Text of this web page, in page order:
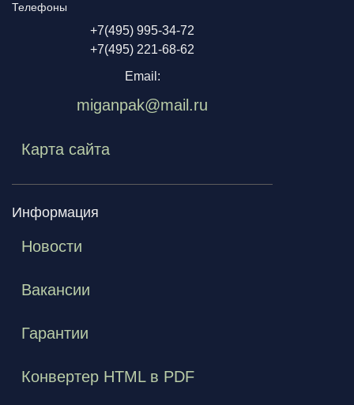
Телефоны
+7(495) 995-34-72
+7(495) 221-68-62
Email:
miganpak@mail.ru
Карта сайта
Информация
Новости
Вакансии
Гарантии
Конвертер HTML в PDF